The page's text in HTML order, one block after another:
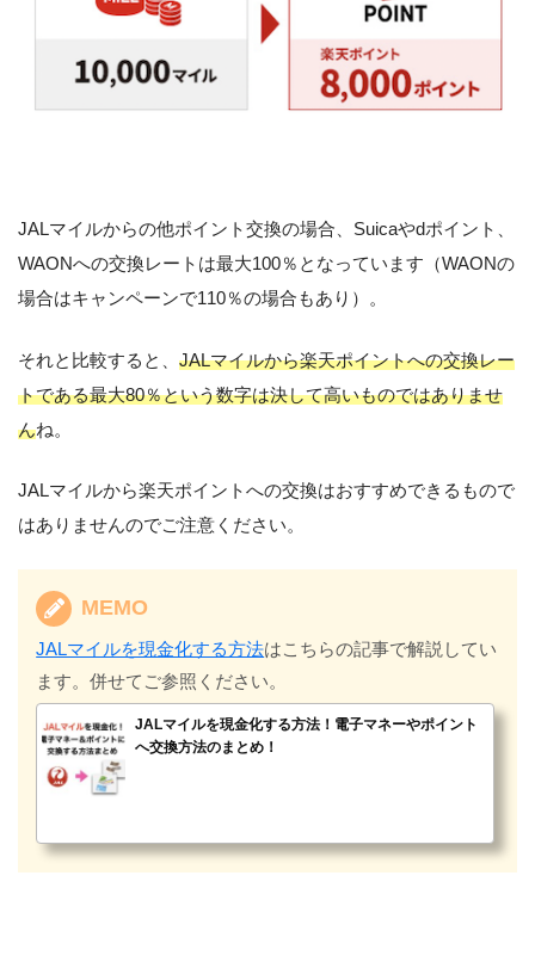
JALマイルからの他ポイント交換の場合、Suicaやdポイント、
WAONへの交換レートは最大100％となっています（WAONの
場合はキャンペーンで110％の場合もあり）。
それと比較すると、 JALマイルから楽天ポイントへの交換レー
トである最大80％という数字は決して高いものではありませ
んね。
JALマイルから楽天ポイントへの交換はおすすめできるもので
はありませんのでご注意ください。
MEMO
JALマイルを現金化する方法はこちらの記事で解説してい
ます。併せてご参照ください。
JALマイルを現金化する方法！電子マネーやポイント
へ交換方法のまとめ！